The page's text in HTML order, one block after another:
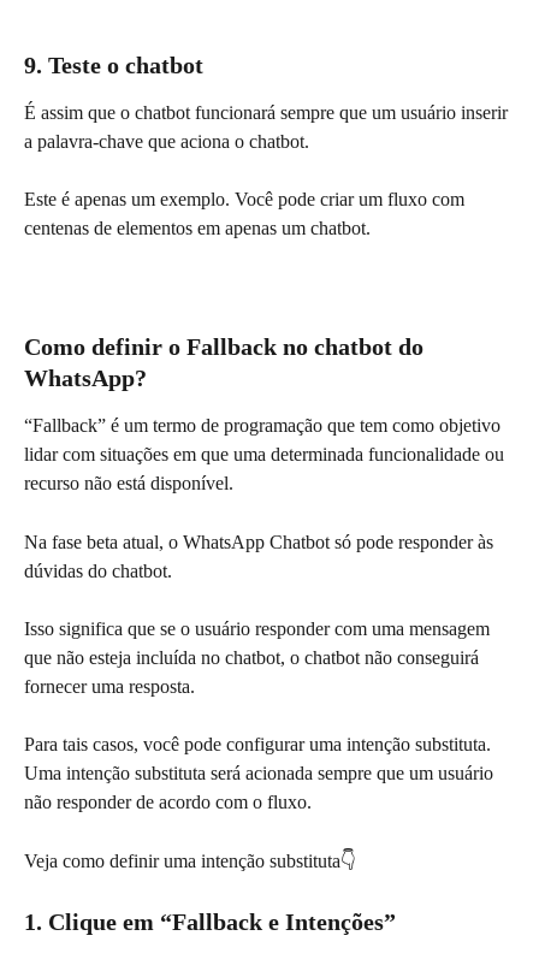
9. Teste o chatbot
É assim que o chatbot funcionará sempre que um usuário inserir
a palavra-chave que aciona o chatbot.
Este é apenas um exemplo. Você pode criar um fluxo com
centenas de elementos em apenas um chatbot.
Como definir o Fallback no chatbot do
WhatsApp?
“Fallback” é um termo de programação que tem como objetivo
lidar com situações em que uma determinada funcionalidade ou
recurso não está disponível.
Na fase beta atual, o WhatsApp Chatbot só pode responder às
dúvidas do chatbot.
Isso significa que se o usuário responder com uma mensagem
que não esteja incluída no chatbot, o chatbot não conseguirá
fornecer uma resposta.
Para tais casos, você pode configurar uma intenção substituta.
Uma intenção substituta será acionada sempre que um usuário
não responder de acordo com o fluxo.
Veja como definir uma intenção substituta👇
1. Clique em “Fallback e Intenções”